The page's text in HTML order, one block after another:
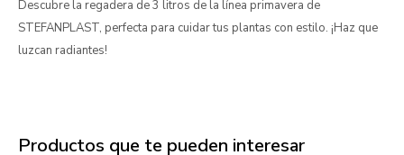
Descubre la regadera de 3 litros de la línea primavera de
STEFANPLAST, perfecta para cuidar tus plantas con estilo. ¡Haz que
luzcan radiantes!
Productos que te pueden interesar